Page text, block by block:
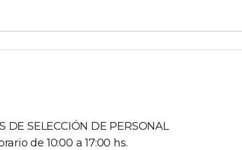
DE SELECCIÓN DE PERSONAL
de 10:00 a 17:00 hs.